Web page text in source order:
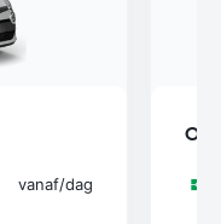
vanaf/dag